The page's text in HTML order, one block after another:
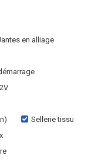
en alliage
Sellerie tissu